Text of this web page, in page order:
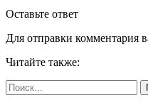
Оставьте ответ
Для отправки комментария
Читайте также: